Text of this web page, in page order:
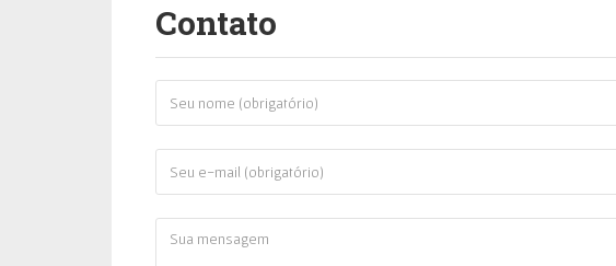
Contato